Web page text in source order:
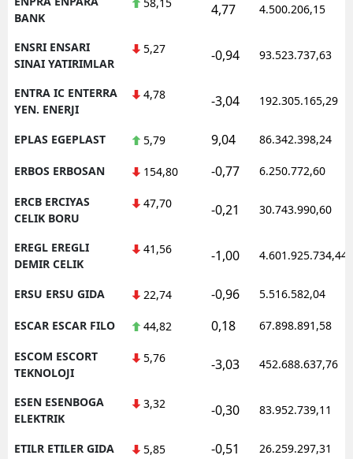
BANK
4,77 4.500.206,15
ENSRI ENSARI
SINAI YATIRIMLAR
5,27 -0,94 93.523.737,63
ENTRA IC ENTERRA
YEN. ENERJI
4,78 -3,04 192.305.165,29
EPLAS EGEPLAST 5,79 9,04 86.342.398,24
ERBOS ERBOSAN 154,80 -0,77 6.250.772,60
ERCB ERCIYAS
CELIK BORU
47,70 -0,21 30.743.990,60
EREGL EREGLI
DEMIR CELIK
41,56 -1,00 4.601.925.734,44
ERSU ERSU GIDA 22,74 -0,96 5.516.582,04
ESCAR ESCAR FILO 44,82 0,18 67.898.891,58
ESCOM ESCORT
TEKNOLOJI
5,76 -3,03 452.688.637,76
ESEN ESENBOGA
ELEKTRIK
3,32 -0,30 83.952.739,11
ETILR ETILER GIDA 5,85 -0,51 26.259.297,31